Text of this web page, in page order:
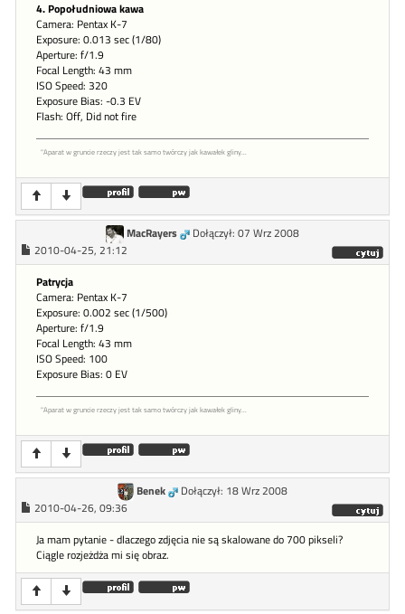
4. Popołudniowa kawa
Camera: Pentax K-7
Exposure: 0.013 sec (1/80)
Aperture: f/1.9
Focal Length: 43 mm
ISO Speed: 320
Exposure Bias: -0.3 EV
Flash: Off, Did not fire
"Aparat w gruncie rzeczy jest tak samo twórczy jak kawałek gliny...
MacRayers
Dołączył: 07 Wrz 2008
2010-04-25, 21:12
Patrycja
Camera: Pentax K-7
Exposure: 0.002 sec (1/500)
Aperture: f/1.9
Focal Length: 43 mm
ISO Speed: 100
Exposure Bias: 0 EV
"Aparat w gruncie rzeczy jest tak samo twórczy jak kawałek gliny...
Benek
Dołączył: 18 Wrz 2008
2010-04-26, 09:36
Ja mam pytanie - dlaczego zdjęcia nie są skalowane do 700 pikseli?
Ciągle rozjeżdża mi się obraz.